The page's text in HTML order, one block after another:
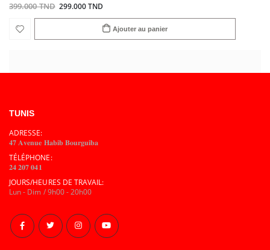
399.000 TND 299.000 TND
Ajouter au panier
TUNIS
ADRESSE:
𝟒𝟕 𝐀𝐯𝐞𝐧𝐮𝐞 𝐇𝐚𝐛𝐢𝐛 𝐁𝐨𝐮𝐫𝐠𝐮𝐢𝐛𝐚
TÉLÉPHONE:
𝟐𝟒 𝟐𝟎𝟕 𝟎𝟒𝟏
JOURS/HEURES DE TRAVAIL:
Lun - Dim / 9h00 - 20h00